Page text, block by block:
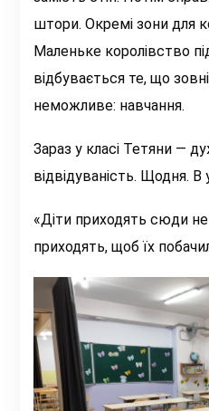
штори. Окремі зони для
Маленьке королівство
відбувається те, що
неможливе: навчання.
Зараз у класі Тетяни —
відвідуваність. Щодня. В
«Діти приходять сюди
приходять, щоб їх